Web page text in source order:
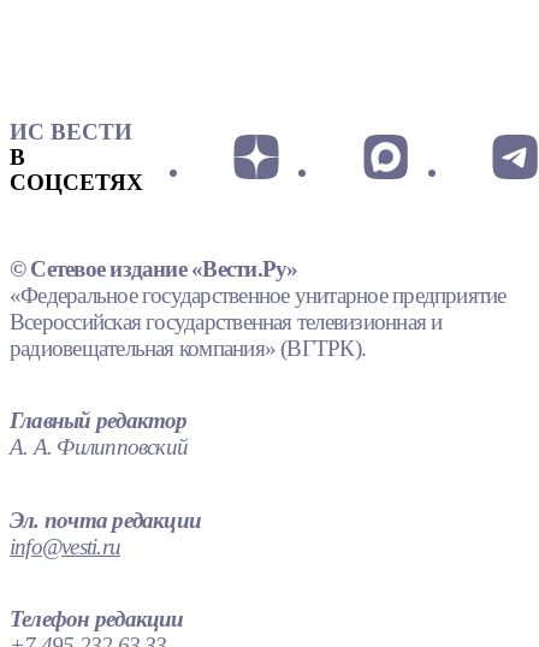
ИС ВЕСТИ
В
СОЦСЕТЯХ
© Сетевое издание «Вести.Ру»
«Федеральное государственное унитарное предприятие
Всероссийская государственная телевизионная и
радиовещательная компания» (ВГТРК).
Главный редактор
А. А. Филипповский
Эл. почта редакции
info@vesti.ru
Телефон редакции